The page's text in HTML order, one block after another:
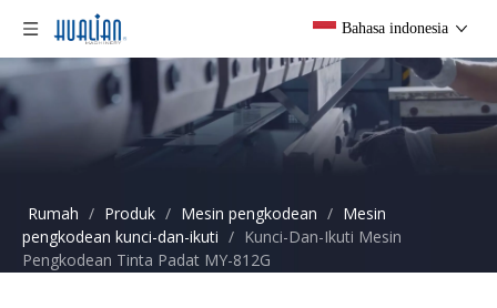
Bahasa indonesia
Rumah / Produk / Mesin pengkodean / Mesin
pengkodean kunci-dan-ikuti / Kunci-Dan-Ikuti Mesin
Pengkodean Tinta Padat MY-812G